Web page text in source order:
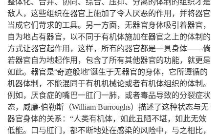
敌人 ， 这些组织在器官上施加了令人厌恶的作用 ， 并将器官
当成它们苛求的工具。 另一方面， 无器官身体吸引着器官，
自为地占有器官，
以不同于有机体施加在器官之上的体制的
方式让器官起作用 ， 这样， 所有的器官都是一具身体——倘
若器官自为地起作用 ， 包含了所有其他器官的功能， 就更是
如此。 器官是“奇迹般地”诞生于无器官的身体，
它所遵循的
机器体制 ， 不能混同于有机机械论或者有机体组织的体制 。
例如 ， 厌食症的嘴巴一肛门一肺，
或者毒品导致的分裂症状
态， 威廉·伯勒斯 （William Burroughs）
描述了这种状态与无
器官身体的关系 ： “人类有机体， 如此丑陋不堪， 如此无效
低能。 口与肛门 ， 都不断地处在感染的风险中， 与之相比，